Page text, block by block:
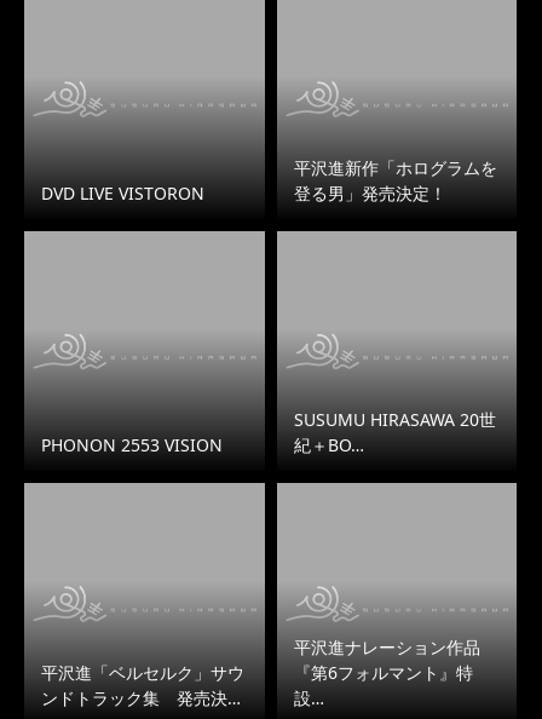
DVD LIVE VISTORON
平沢進新作「ホログラムを
登る男」発売決定！
PHONON 2553 VISION
SUSUMU HIRASAWA 20世
紀＋BO…
平沢進「ベルセルク」サウ
ンドトラック集 発売決…
平沢進ナレーション作品
『第6フォルマント』特
設…